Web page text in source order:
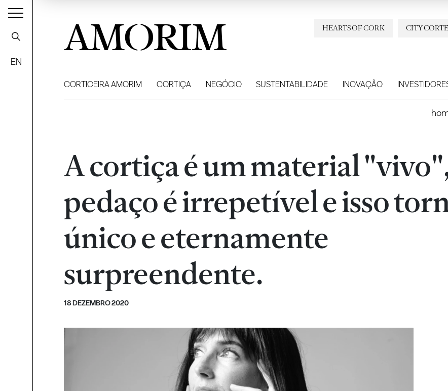
EN
AMORIM CITY
HEARTS OF CORK
CORTICEIRA AMORIM CORTIÇA NEGÓCIO SUSTENTABILIDADE INOVAÇÃO
A cortiça é um material
pedaço é irrepetível e isso
único e eternamente
surpreendente.
18 DEZEMBRO 2020